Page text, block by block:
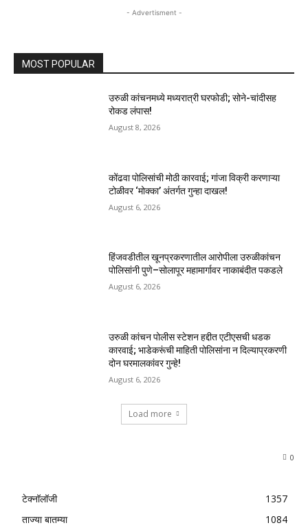
- Advertisment -
MOST POPULAR
उरुळी कांचनमध्ये मध्यरात्री घरफोडी; सोने-चांदीसह
रोकड लंपास!
August 8, 2026
कोंढवा पोलिसांची मोठी कारवाई; गांजा विक्री करणाऱ्या
टोळीवर ‘मोक्का’ अंतर्गत गुन्हा दाखल!
August 6, 2026
हिंजवडीतील खूनप्रकरणातील आरोपीला उरुळीकांचन
पोलिसांनी पुणे–सोलापूर महामार्गावर नाकाबंदीत पकडले
August 6, 2026
उरुळी कांचन पोलीस स्टेशन हद्दीत एटीएसची धडक
कारवाई; भाडेकरूंची माहिती पोलिसांना न दिल्याप्रकरणी
दोन घरमालकांवर गुन्हे!
August 6, 2026
Load more
0
टेक्नॉलॉजी
1357
ताज्या बातम्या
1084